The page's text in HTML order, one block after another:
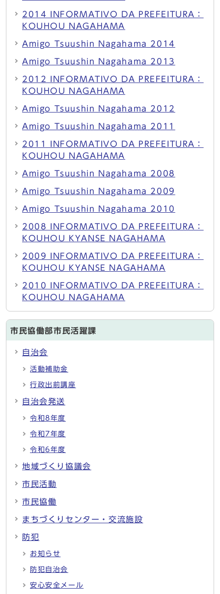
2014 INFORMATIVO DA PREFEITURA：
KOUHOU NAGAHAMA
Amigo Tsuushin Nagahama 2014
Amigo Tsuushin Nagahama 2013
2012 INFORMATIVO DA PREFEITURA：
KOUHOU NAGAHAMA
Amigo Tsuushin Nagahama 2012
Amigo Tsuushin Nagahama 2011
2011 INFORMATIVO DA PREFEITURA：
KOUHOU NAGAHAMA
Amigo Tsuushin Nagahama 2008
Amigo Tsuushin Nagahama 2009
Amigo Tsuushin Nagahama 2010
2008 INFORMATIVO DA PREFEITURA：
KOUHOU KYANSE NAGAHAMA
2009 INFORMATIVO DA PREFEITURA：
KOUHOU KYANSE NAGAHAMA
2010 INFORMATIVO DA PREFEITURA：
KOUHOU NAGAHAMA
市民協働部市民活躍課
自治会
活動補助金
行政出前講座
自治会発送
令和8年度
令和7年度
令和6年度
地域づくり協議会
市民活動
市民協働
まちづくりセンター・交流施設
防犯
お知らせ
防犯自治会
安心安全メール